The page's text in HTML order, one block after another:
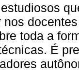
nos
toda a
É